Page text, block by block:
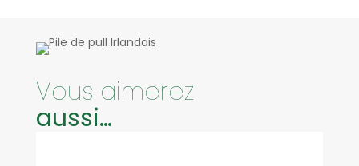
Vous aimerez
aussi…